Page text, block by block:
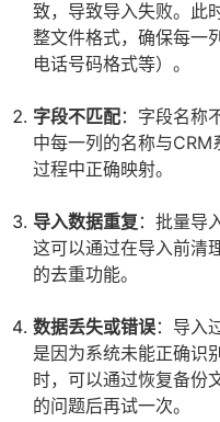
致，导致导入失败。此
整文件格式，确保每一
电话号码格式等）。
字段不匹配：字段名称
中每一列的名称与
过程中正确映射。
导入数据重复 ：批量导
这可以通过在导入前清
的去重功能。
数据丢失或错误：导入
是因为系统未能正确识
时，可以通过恢复备份
的问题后再试一次。